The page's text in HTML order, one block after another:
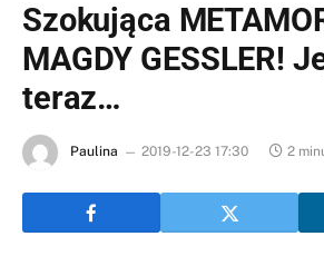
Szokująca
MAGDY GESSLER!
teraz…
Paulina 2019-12-23 17:30 2